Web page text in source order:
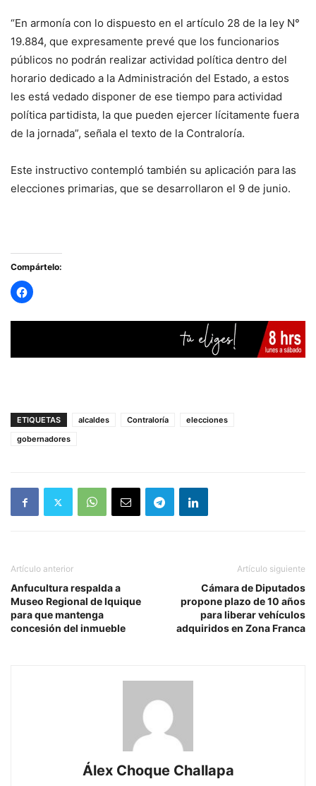
“En armonía con lo dispuesto en el artículo 28 de la ley N°
19.884, que expresamente prevé que los funcionarios
públicos no podrán realizar actividad política dentro del
horario dedicado a la Administración del Estado, a estos
les está vedado disponer de ese tiempo para actividad
política partidista, la que pueden ejercer lícitamente fuera
de la jornada”, señala el texto de la Contraloría.
Este instructivo contempló también su aplicación para las
elecciones primarias, que se desarrollaron el 9 de junio.
Compártelo:
ETIQUETAS alcaldes Contraloría
elecciones
gobernadores
Artículo anterior
Anfucultura respalda a
Museo Regional de Iquique
para que mantenga
concesión del inmueble
Artículo siguiente
Cámara de Diputados
propone plazo de 10 años
para liberar vehículos
adquiridos en Zona Franca
Álex Choque Challapa